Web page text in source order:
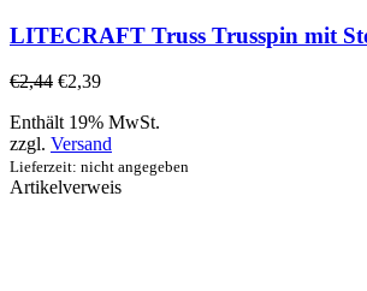
LITECRAFT Truss Trusspin mit
€2,44 €2,39
Enthält 19% MwSt.
zzgl. Versand
Lieferzeit: nicht angegeben
Artikelverweis